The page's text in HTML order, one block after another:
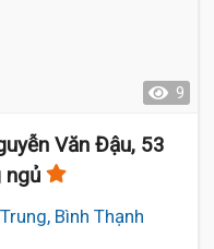
9
Văn Đậu, 53
ngủ
Bình Thạnh